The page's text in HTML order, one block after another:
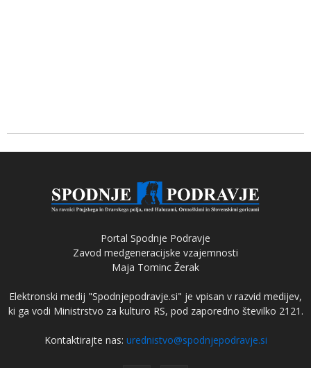
Portal Spodnje Podravje
Zavod medgeneracijske vzajemnosti
Maja Tominc Žerak
Elektronski medij "Spodnjepodravje.si" je vpisan v razvid medijev,
ki ga vodi Ministrstvo za kulturo RS, pod zaporedno številko 2121.
Kontaktirajte nas: urednistvo@spodnjepodravje.si